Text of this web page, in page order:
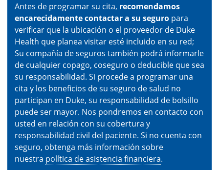
Antes de programar su cita, recomendamos
encarecidamente contactar a su seguro para
verificar que la ubicación o el proveedor de Duke
Health que planea visitar esté incluido en su red;
Su compañía de seguros también podrá informarle
de cualquier copago, coseguro o deducible que sea
su responsabilidad. Si procede a programar una
cita y los beneficios de su seguro de salud no
participan en Duke, su responsabilidad de bolsillo
puede ser mayor. Nos pondremos en contacto con
usted en relación con su cobertura y
responsabilidad civil del paciente. Si no cuenta con
seguro, obtenga más información sobre
nuestra política de asistencia financiera.